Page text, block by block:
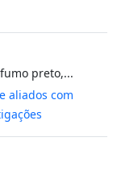
preto,...
aliados com